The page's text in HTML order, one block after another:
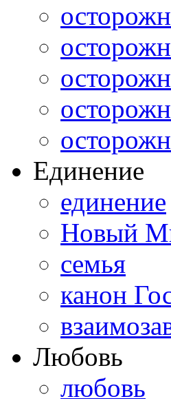
Единение
единение
Новый
семья
канон
Любовь
любовь